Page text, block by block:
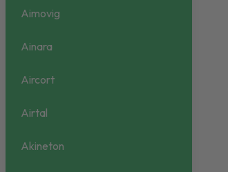
Aimovig
Ainara
Aircort
Airtal
Akineton